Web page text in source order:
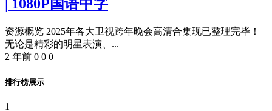
| 1080P国语中字
资源概览 2025年各大卫视跨年晚会高清合集现已整理完毕！
无论是精彩的明星表演、...
2 年前 0 0 0
排行榜展示
1